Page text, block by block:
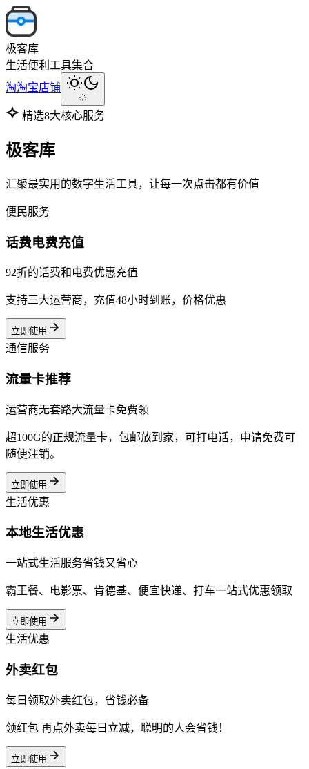
极客库
生活便利工具集合
淘淘宝店铺
精选8大核心服务
极客库
汇聚最实用的数字生活工具，让每一次点击都有价值
便民服务
话费电费充值
92折的话费和电费优惠充值
支持三大运营商，充值48小时到账，价格优惠
立即使用
通信服务
流量卡推荐
运营商无套路大流量卡免费领
超100G的正规流量卡，包邮放到家，可打电话，申请免费可
随便注销。
立即使用
生活优惠
本地生活优惠
一站式生活服务省钱又省心
霸王餐、电影票、肯德基、便宜快递、打车一站式优惠领取
立即使用
生活优惠
外卖红包
每日领取外卖红包，省钱必备
领红包 再点外卖每日立减，聪明的人会省钱！
立即使用